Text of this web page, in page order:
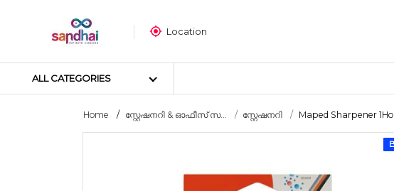
Location
ALL CATEGORIES
ക്രാഫ്റ്റ് മെറ്റീരിയലുകൾ
Home സ്റ്റേഷനറി & ഓഫീസ് സ... സ്റ്റേഷനറി Maped Sharpener